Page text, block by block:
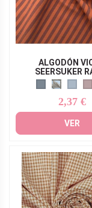
ALGODÓN
SEERSUKER
Precio
2,37 €
VER